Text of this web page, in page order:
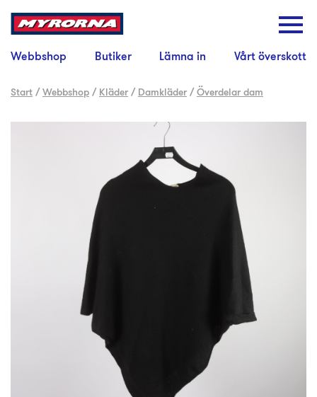
Webbshop Butiker Lämna in Vårt överskott
Start /Webbshop / Kläder / Damkläder /Överdelar dam